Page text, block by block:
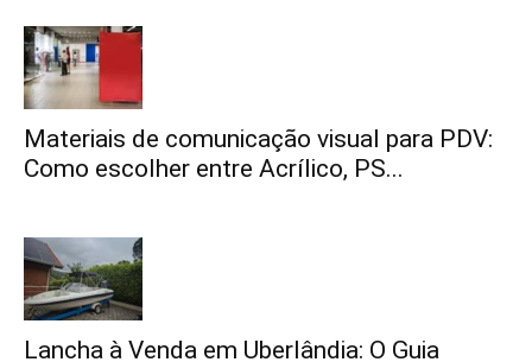
Materiais de comunicação visual para PDV:
Como escolher entre Acrílico, PS...
Lancha à Venda em Uberlândia: O Guia